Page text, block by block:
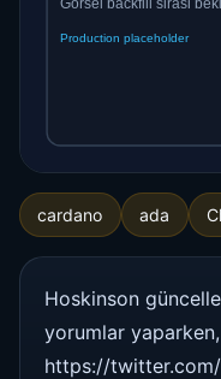
cardano ada
Hoskinson
yorumlar
https://